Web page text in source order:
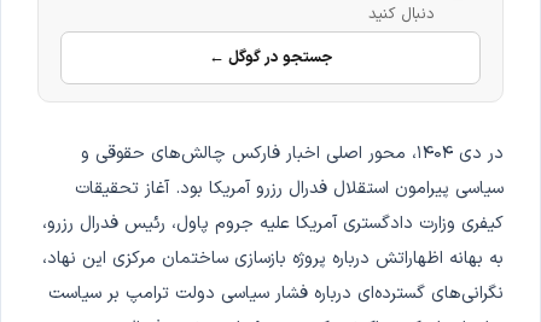
دنبال کنید
جستجو در گوگل ←
در دی ۱۴۰۴، محور اصلی اخبار فارکس چالش‌های حقوقی و
سیاسی پیرامون استقلال فدرال رزرو آمریکا بود. آغاز تحقیقات
کیفری وزارت دادگستری آمریکا علیه جروم پاول، رئیس فدرال رزرو،
به بهانه اظهاراتش درباره پروژه بازسازی ساختمان مرکزی این نهاد،
نگرانی‌های گسترده‌ای درباره فشار سیاسی دولت ترامپ بر سیاست